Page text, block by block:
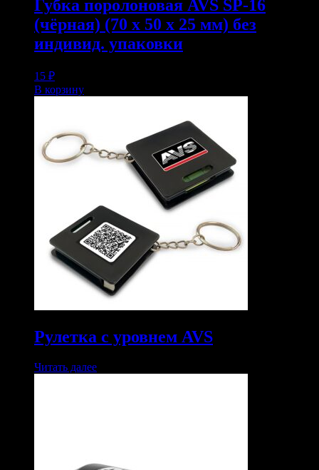
Губка поролоновая AVS SP-16
(чёрная) (70 x 50 x 25 мм) без
индивид. упаковки
15 ₽
В корзину
Рулетка с уровнем AVS
Читать далее